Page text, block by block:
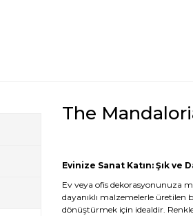
The
Evinize Sanat Katın: Şık ve
Ev veya ofis dekorasyonunuza
dayanıklı malzemelerle üretilen
dönüştürmek için idealdir.